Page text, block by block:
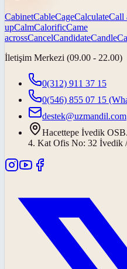
CabinetCableCageCalculateCall
upCalmCalorificCame
acrossCancelCandidateCandle
İletişim Merkezi (09.00 - 22.00)
0(312) 911 37 15
0(546) 855 07 15
destek@uzmandil.com
Hacettepe İvedik
4. Kat Ofis No: 32